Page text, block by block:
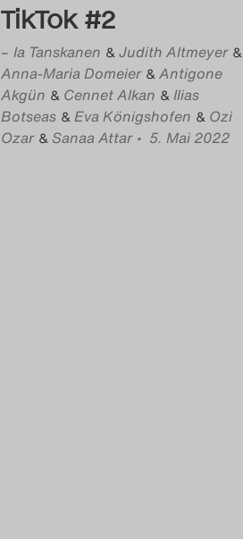
TikTok #2
– Ia Tanskanen &Judith Altmeyer &
Anna-Maria Domeier &Antigone
Akgün & Cennet Alkan &Ilias
Botseas &Eva Königshofen & Ozi
Ozar & Sanaa Attar • 5. Mai 2022